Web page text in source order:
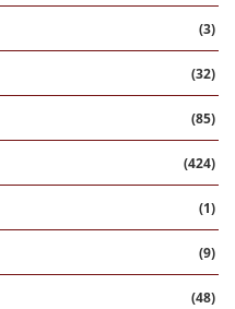
(3)
(32)
(85)
(424)
(1)
(9)
(48)